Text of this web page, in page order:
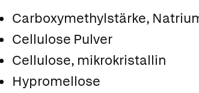
Carboxymethylstärke,
Cellulose Pulver
Cellulose, mikrokristallin
Hypromellose